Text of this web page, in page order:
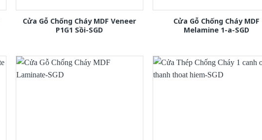
Cửa Gỗ Chống Cháy MDF Veneer
P1G1 Sồi-SGD
Cửa Gỗ Chống Cháy MDF
Melamine 1-a-SGD